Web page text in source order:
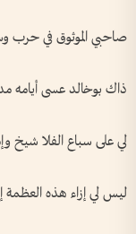
صاحبي الموثوق في حرب
ذاك بوخالد عسى أيامه
لي على سباع الفلا شيخ
ليس لي إزاء هذه العظمة